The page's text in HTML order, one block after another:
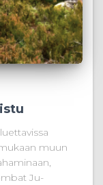
muun
Ju-